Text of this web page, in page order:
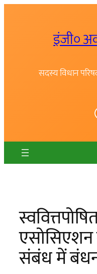
इंजी०
सदस्य विधान
संबंध में